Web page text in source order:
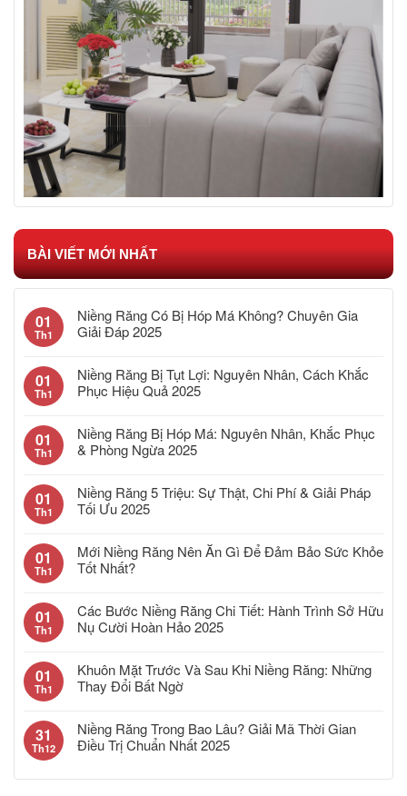
BÀI VIẾT MỚI NHẤT
01
Th1
Niềng Răng Có Bị Hóp Má Không? Chuyên Gia
Giải Đáp 2025
01
Th1
Niềng Răng Bị Tụt Lợi: Nguyên Nhân, Cách Khắc
Phục Hiệu Quả 2025
01
Th1
Niềng Răng Bị Hóp Má: Nguyên Nhân, Khắc Phục
& Phòng Ngừa 2025
01
Th1
Niềng Răng 5 Triệu: Sự Thật, Chi Phí & Giải Pháp
Tối Ưu 2025
01
Th1
Mới Niềng Răng Nên Ăn Gì Để Đảm Bảo Sức Khỏe
Tốt Nhất?
01
Th1
Các Bước Niềng Răng Chi Tiết: Hành Trình Sở Hữu
Nụ Cười Hoàn Hảo 2025
01
Th1
Khuôn Mặt Trước Và Sau Khi Niềng Răng: Những
Thay Đổi Bất Ngờ
31
Th12
Niềng Răng Trong Bao Lâu? Giải Mã Thời Gian
Điều Trị Chuẩn Nhất 2025